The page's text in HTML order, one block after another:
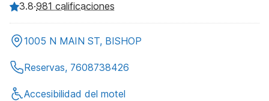
3.8·981 calificaciones
1005 N MAIN ST, BISHOP
Reservas, 7608738426
Accesibilidad del motel